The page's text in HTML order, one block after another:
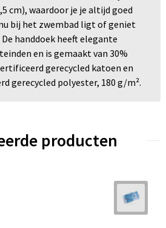
cm), waardoor je je altijd goed
bij het zwembad ligt of geniet
handdoek heeft elegante
en is gemaakt van 30%
gerecycled katoen en
gerecycled polyester, 180 g/m².
producten